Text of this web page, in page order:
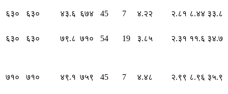
६३० ६३० ४३.६ ६७४ 45 7 ४.२२ २.८१ ८.४४ ३३.८
६३० ६३० ७९.८ ७१० 54 19 ३.८५ २.३१ ११.६ ३४.७
७१० ७१० ४९.१ ७५९ 45 7 ४.४८ २.९९ ८.९६ ३५.९